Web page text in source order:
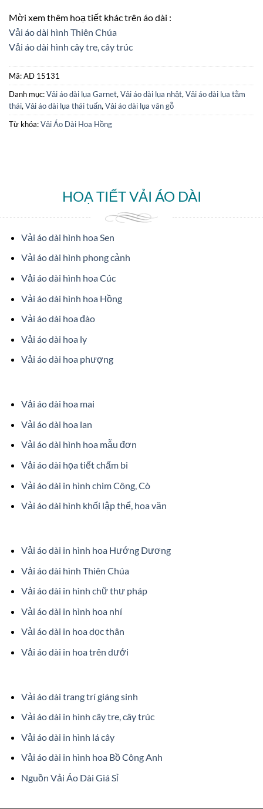
Mời xem thêm hoạ tiết khác trên áo dài :
Vải áo dài hình Thiên Chúa
Vải áo dài hình cây tre, cây trúc
Mã:AD 15131
Danh mục:Vải áo dài lụa Garnet, Vải áo dài lụa nhật, Vải áo dài lụa tằm
thái, Vải áo dài lụa thái tuấn, Vải áo dài lụa vân gỗ
Từ khóa:Vải Áo Dài Hoa Hồng
HOẠ TIẾT VẢI ÁO DÀI
Vải áo dài hình hoa Sen
Vải áo dài hình phong cảnh
Vải áo dài hình hoa Cúc
Vải áo dài hình hoa Hồng
Vải áo dài hoa đào
Vải áo dài hoa ly
Vải áo dài hoa phượng
Vải áo dài hoa mai
Vải áo dài hoa lan
Vải áo dài hình hoa mẫu đơn
Vải áo dài họa tiết chấm bi
Vải áo dài in hình chim Công, Cò
Vải áo dài hình khối lập thể, hoa văn
Vải áo dài in hình hoa Hướng Dương
Vải áo dài hình Thiên Chúa
Vải áo dài in hình chữ thư pháp
Vải áo dài in hình hoa nhí
Vải áo dài in hoa dọc thân
Vải áo dài in hoa trên dưới
Vải áo dài trang trí giáng sinh
Vải áo dài in hình cây tre, cây trúc
Vải áo dài in hình lá cây
Vải áo dài in hình hoa Bồ Công Anh
Nguồn Vải Áo Dài Giá Sỉ